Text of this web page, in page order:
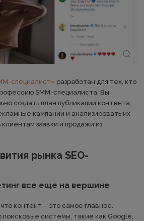
специалист» разработан для тех, кто
SMM-специалиста. Вы
создать план публикаций контента,
кампании и анализировать их
заявки и продажи из
рынка SEO-
все еще на вершине
контент – это самое главное.
поисковые системы, такие как Google,